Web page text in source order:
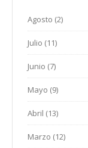
Agosto (2)
Julio (11)
Junio (7)
Mayo (9)
Abril (13)
Marzo (12)